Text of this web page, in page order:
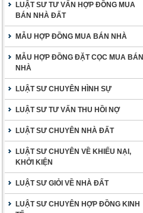
LUẬT SƯ TƯ VẤN HỢP ĐỒNG MUA
BÁN NHÀ ĐẤT
MẪU HỢP ĐỒNG MUA BÁN NHÀ
MẪU HỢP ĐỒNG ĐẶT CỌC MUA BÁN
NHÀ
LUẬT SƯ CHUYÊN HÌNH SỰ
LUẬT SƯ TƯ VẤN THU HỒI NỢ
LUẬT SƯ CHUYÊN NHÀ ĐẤT
LUẬT SƯ CHUYÊN VỀ KHIẾU NẠI,
KHỞI KIỆN
LUẬT SƯ GIỎI VỀ NHÀ ĐẤT
LUẬT SƯ CHUYÊN HỢP ĐỒNG KINH